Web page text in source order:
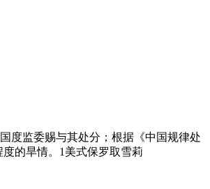
度监委赐与其处分；根据《中国规律处
的旱情。1美式保罗取雪莉